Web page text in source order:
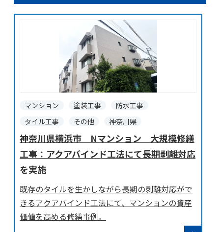
マンション 塗装工事
防水工事
タイル工事
その他 神奈川県
神奈川県横浜市 Nマンション 大規模修繕
工事：アクアバインド工法にて長期剥離対応
を実施
既存のタイルを生かしながら長期の剥離対応がで
きるアクアバインド工法にて、マンションの資産
価値を高める修繕事例。